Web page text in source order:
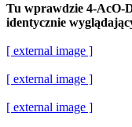
Tu wprawdzie 4-AcO-
identycznie
[ external image ]
[ external image ]
[ external image ]